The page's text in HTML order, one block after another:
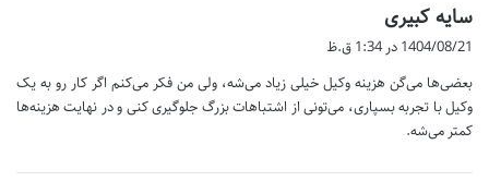
سایه کبیری
ف
:
1404/08/21 در 1:34 ق.ظ
بعضی‌ها می‌گن هزینه وکیل خیلی زیاد می‌شه، ولی من فکر می‌کنم اگر کار رو به یک
وکیل با تجربه بسپاری، می‌تونی از اشتباهات بزرگ جلوگیری کنی و در نهایت هزینه‌ها
کمتر می‌شه.